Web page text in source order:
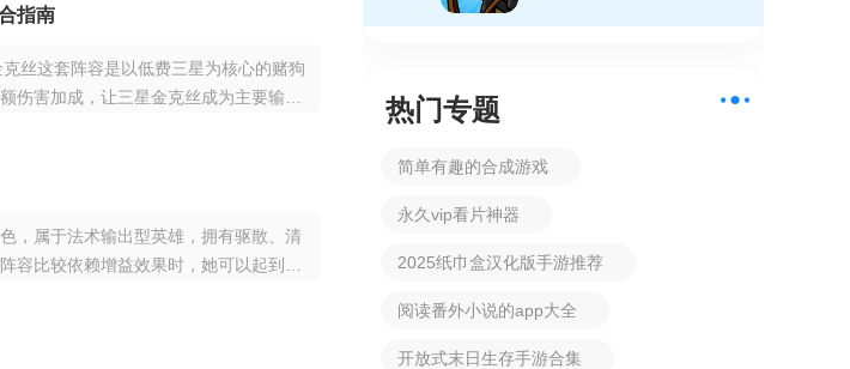
指南
丝这套阵容是以低费三星为核心的赌狗
伤害加成，让三星金克丝成为主要输
，属于法术输出型英雄，拥有驱散、清
容比较依赖增益效果时，她可以起到一
热门专题
简单有趣的合成游戏
永久vip看片神器
2025纸巾盒汉化版手游推荐
阅读番外小说的app大全
开放式末日生存手游合集